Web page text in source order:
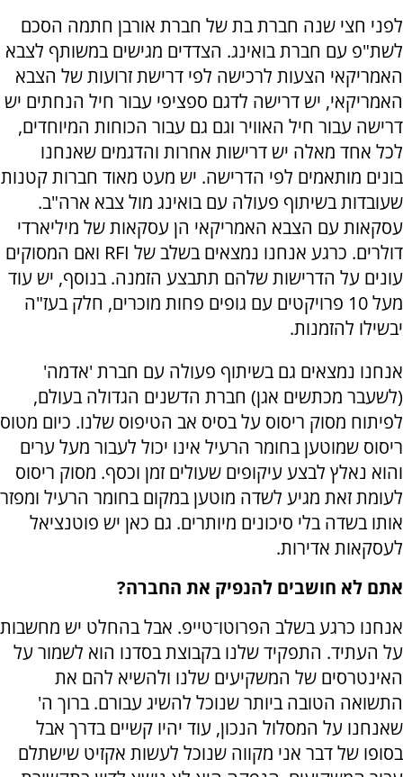
לפני חצי שנה חברת בת של חברת אורבן חתמה הסכם
לשת"פ עם חברת בואינג. הצדדים מגישים במשותף לצבא
האמריקאי הצעות לרכישה לפי דרישת זרועות של הצבא
האמריקאי, יש דרישה לדגם ספציפי עבור חיל הנחתים יש
דרישה עבור חיל האוויר וגם גם עבור הכוחות המיוחדים,
לכל אחד מאלה יש דרישות אחרות והדגמים שאנחנו
בונים מותאמים לפי הדרישה. יש מעט מאוד חברות קטנות
שעובדות בשיתוף פעולה עם בואינג מול צבא ארה"ב.
עסקאות עם הצבא האמריקאי הן עסקאות של מיליארדי
דולרים. כרגע אנחנו נמצאים בשלב של RFI ואם המסוקים
עונים על הדרישות שלהם תתבצע הזמנה. בנוסף, יש עוד
מעל 10 פרויקטים עם גופים פחות מוכרים, חלק בעז"ה
יבשילו להזמנות.
אנחנו נמצאים גם בשיתוף פעולה עם חברת 'אדמה'
(לשעבר מכתשים אגן) חברת הדשנים הגדולה בעולם,
לפיתוח מסוק ריסוס על בסיס אב הטיפוס שלנו. כיום מטוס
ריסוס שמוטען בחומר הרעיל אינו יכול לעבור מעל ערים
והוא נאלץ לבצע עיקופים שעולים זמן וכסף. מסוק ריסוס
לעומת זאת מגיע לשדה מוטען במקום בחומר הרעיל ומפזר
אותו בשדה בלי סיכונים מיותרים. גם כאן יש פוטנציאל
לעסקאות אדירות.
אתם לא חושבים להנפיק את החברה?
אנחנו כרגע בשלב הפרוטו־טייפ. אבל בהחלט יש מחשבות
על העתיד. התפקיד שלנו בקבוצת בסדנו הוא לשמור על
האינטרסים של המשקיעים שלנו ולהשיא להם את
התשואה הטובה ביותר שנוכל להשיג עבורם. ברוך ה'
שאנחנו על המסלול הנכון, עוד יהיו קשיים בדרך אבל
בסופו של דבר אני מקווה שנוכל לעשות אקזיט שישתלם